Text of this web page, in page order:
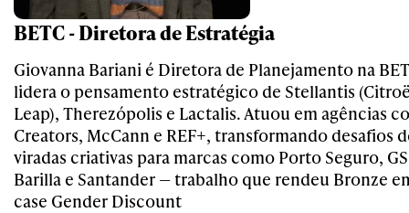
BETC - Diretora de Estratégia
Giovanna Bariani é Diretora de Planejamento na
lidera o pensamento estratégico de Stellantis
Leap), Therezópolis e Lactalis. Atuou em agências
Creators, McCann e REF+, transformando desafios
viradas criativas para marcas como Porto Seguro,
Barilla e Santander — trabalho que rendeu Bronze
case Gender Discount